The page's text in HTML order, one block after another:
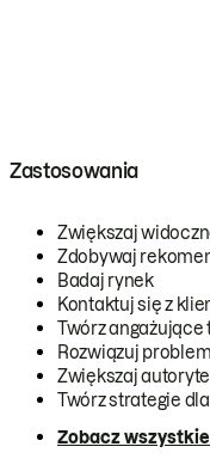
Zastosowania
Zwiększaj
Zdobywaj
Badaj rynek
Kontaktuj się z
Twórz angażujące
Rozwiązuj
Zwiększaj
Twórz strategie
Zobacz